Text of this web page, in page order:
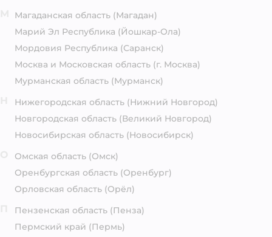
Магаданская область (Магадан)
Марий Эл Республика (Йошкар-Ола)
Мордовия Республика (Саранск)
Москва и Московская область (г. Москва)
Мурманская область (Мурманск)
Нижегородская область (Нижний Новгород)
Новгородская область (Великий Новгород)
Новосибирская область (Новосибирск)
Омская область (Омск)
Оренбургская область (Оренбург)
Орловская область (Орёл)
Пензенская область (Пенза)
Пермский край (Пермь)